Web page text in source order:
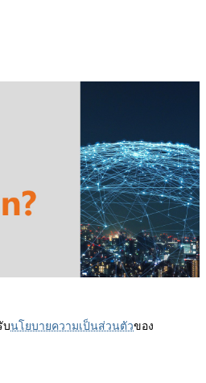
บนโยบายความเป็นส่วนตัวของ